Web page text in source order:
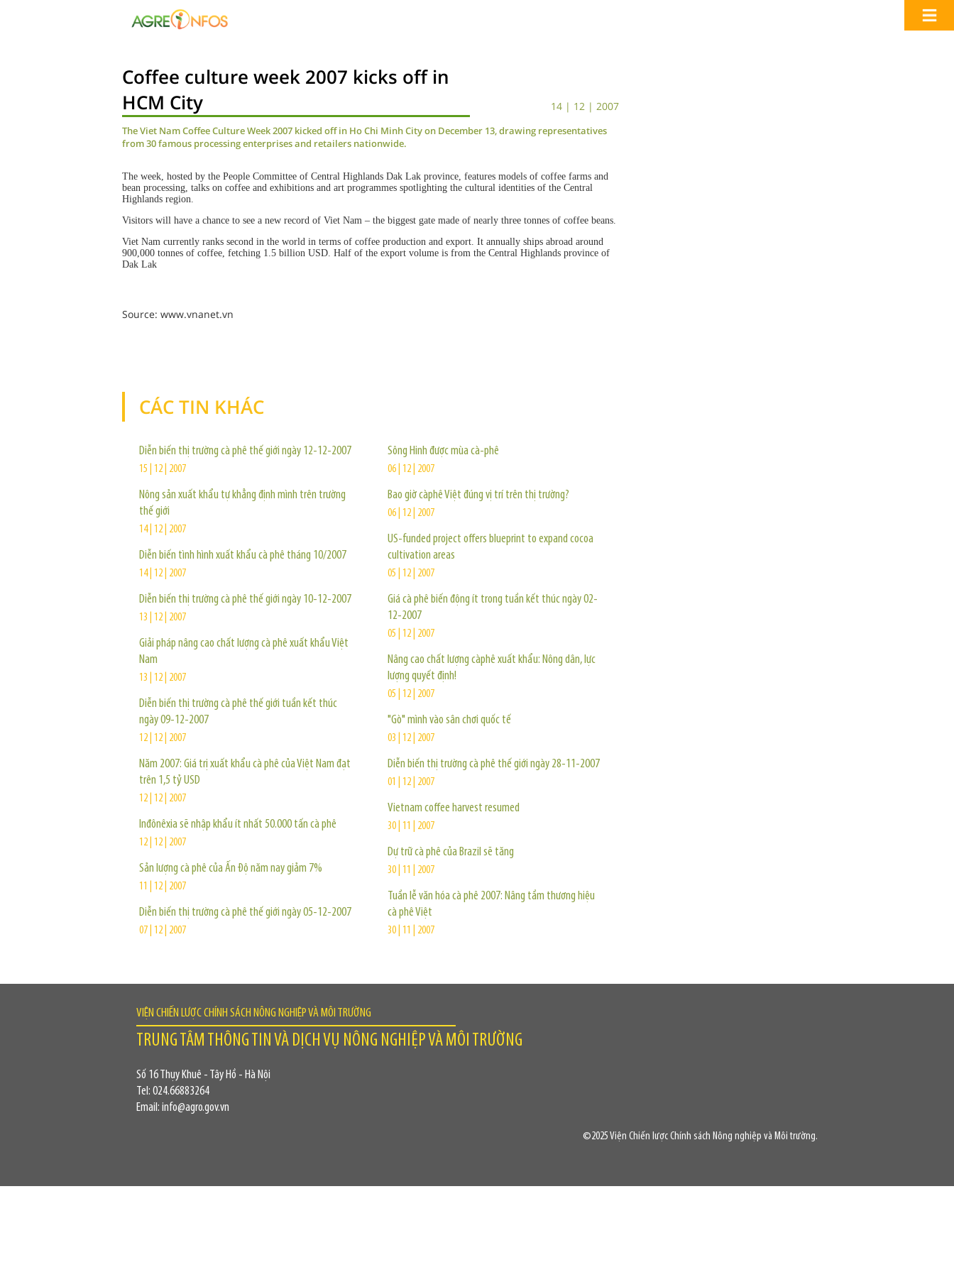
Coffee culture week 2007 kicks off in
HCM City
14 | 12 | 2007
The Viet Nam Coffee Culture Week 2007 kicked off in Ho Chi Minh City on December 13, drawing representatives
from 30 famous processing enterprises and retailers nationwide.
The week, hosted by the People Committee of Central Highlands Dak Lak province, features models of coffee farms and
bean processing, talks on coffee and exhibitions and art programmes spotlighting the cultural identities of the Central
Highlands region.
Visitors will have a chance to see a new record of Viet Nam – the biggest gate made of nearly three tonnes of coffee beans.
Viet Nam currently ranks second in the world in terms of coffee production and export. It annually ships abroad around
900,000 tonnes of coffee, fetching 1.5 billion USD. Half of the export volume is from the Central Highlands province of
Dak Lak
Source: www.vnanet.vn
CÁC TIN KHÁC
Diễn biến thị trường cà phê thế giới ngày 12-12-2007
15 | 12 | 2007
Nông sản xuất khẩu tự khẳng định mình trên trường
thế giới
14 | 12 | 2007
Diễn biến tình hình xuất khẩu cà phê tháng 10/2007
14 | 12 | 2007
Diễn biến thị trường cà phê thế giới ngày 10-12-2007
13 | 12 | 2007
Giải pháp nâng cao chất lượng cà phê xuất khẩu Việt
Nam
13 | 12 | 2007
Diễn biến thị trường cà phê thế giới tuần kết thúc
ngày 09-12-2007
12 | 12 | 2007
Năm 2007: Giá trị xuất khẩu cà phê của Việt Nam đạt
trên 1,5 tỷ USD
12 | 12 | 2007
Inđônêxia sẽ nhập khẩu ít nhất 50.000 tấn cà phê
12 | 12 | 2007
Sản lượng cà phê của Ấn Độ năm nay giảm 7%
11 | 12 | 2007
Diễn biến thị trường cà phê thế giới ngày 05-12-2007
07 | 12 | 2007
Sông Hinh được mùa cà-phê
06 | 12 | 2007
Bao giờ càphê Việt đúng vị trí trên thị trường?
06 | 12 | 2007
US-funded project offers blueprint to expand cocoa
cultivation areas
05 | 12 | 2007
Giá cà phê biến động ít trong tuần kết thúc ngày 02-
12-2007
05 | 12 | 2007
Nâng cao chất lượng càphê xuất khẩu: Nông dân, lực
lượng quyết định!
05 | 12 | 2007
"Gò" mình vào sân chơi quốc tế
03 | 12 | 2007
Diễn biến thị trường cà phê thế giới ngày 28-11-2007
01 | 12 | 2007
Vietnam coffee harvest resumed
30 | 11 | 2007
Dự trữ cà phê của Brazil sẽ tăng
30 | 11 | 2007
Tuần lễ văn hóa cà phê 2007: Nâng tầm thương hiệu
cà phê Việt
30 | 11 | 2007
VIỆN CHIẾN LƯỢC CHÍNH SÁCH NÔNG NGHIỆP VÀ MÔI TRƯỜNG
TRUNG TÂM THÔNG TIN VÀ DỊCH VỤ NÔNG NGHIỆP VÀ MÔI TRƯỜNG
Số 16 Thụy Khuê - Tây Hồ - Hà Nội
Tel: 024.66883264
Email: info@agro.gov.vn
©2025 Viện Chiến lược Chính sách Nông nghiệp và Môi trường.